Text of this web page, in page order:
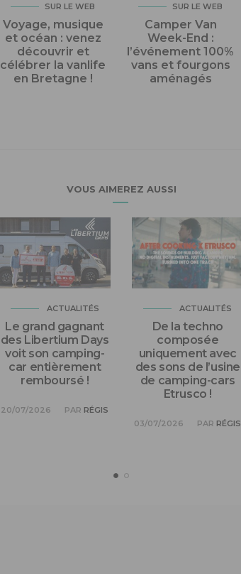
SUR LE WEB
Voyage, musique
et océan : venez
découvrir et
célébrer la vanlife
en Bretagne !
SUR LE WEB
Camper Van
Week-End :
l’événement 100%
vans et fourgons
aménagés
VOUS AIMEREZ AUSSI
ACTUALITÉS
Le grand gagnant
des Libertium Days
voit son camping-
car entièrement
remboursé !
20/07/2026 PAR RÉGIS
ACTUALITÉS
De la techno
composée
uniquement avec
des sons de l’usine
de camping-cars
Etrusco !
03/07/2026 PAR RÉGIS